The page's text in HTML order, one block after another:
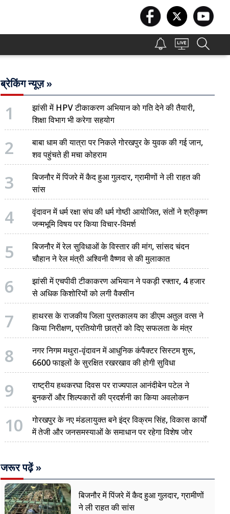
ब्रेकिंग न्यूज़ »
1
झांसी में HPV टीकाकरण अभियान को गति देने की तैयारी,
शिक्षा विभाग भी करेगा सहयोग
2
बाबा धाम की यात्रा पर निकले गोरखपुर के युवक की गई जान,
शव पहुंचते ही मचा कोहराम
3
बिजनौर में पिंजरे में कैद हुआ गुलदार, ग्रामीणों ने ली राहत की
सांस
4
वृंदावन में धर्म रक्षा संघ की धर्म गोष्ठी आयोजित, संतों ने श्रीकृष्ण
जन्मभूमि विषय पर किया विचार-विमर्श
5
बिजनौर में रेल सुविधाओं के विस्तार की मांग, सांसद चंदन
चौहान ने रेल मंत्री अश्विनी वैष्णव से की मुलाकात
6
झांसी में एचपीवी टीकाकरण अभियान ने पकड़ी रफ्तार, 4 हजार
से अधिक किशोरियों को लगी वैक्सीन
7
हाथरस के राजकीय जिला पुस्तकालय का डीएम अतुल वत्स ने
किया निरीक्षण, प्रतियोगी छात्रों को दिए सफलता के मंत्र
8
नगर निगम मथुरा-वृंदावन में आधुनिक कंपैक्टर सिस्टम शुरू,
6600 फाइलों के सुरक्षित रखरखाव की होगी सुविधा
9
राष्ट्रीय हथकरघा दिवस पर राज्यपाल आनंदीबेन पटेल ने
बुनकरों और शिल्पकारों की प्रदर्शनी का किया अवलोकन
10
गोरखपुर के नए मंडलायुक्त बने इंद्र विक्रम सिंह, विकास कार्यों
में तेजी और जनसमस्याओं के समाधान पर रहेगा विशेष जोर
जरूर पढ़ें »
बिजनौर में पिंजरे में कैद हुआ गुलदार, ग्रामीणों
ने ली राहत की सांस